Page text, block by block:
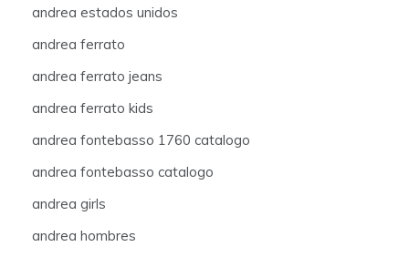
andrea estados unidos
andrea ferrato
andrea ferrato jeans
andrea ferrato kids
andrea fontebasso 1760 catalogo
andrea fontebasso catalogo
andrea girls
andrea hombres